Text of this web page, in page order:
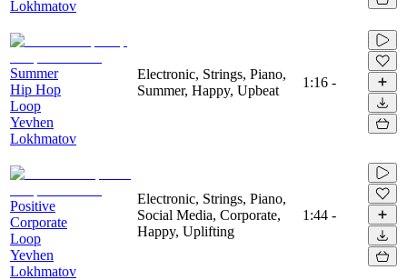
Lokhmatov
Summer
Hip Hop
Loop
Yevhen
Lokhmatov
Electronic, Strings, Piano,
Summer, Happy, Upbeat
1:16 -
Positive
Corporate
Loop
Yevhen
Lokhmatov
Electronic, Strings, Piano,
Social Media, Corporate,
Happy, Uplifting
1:44 -